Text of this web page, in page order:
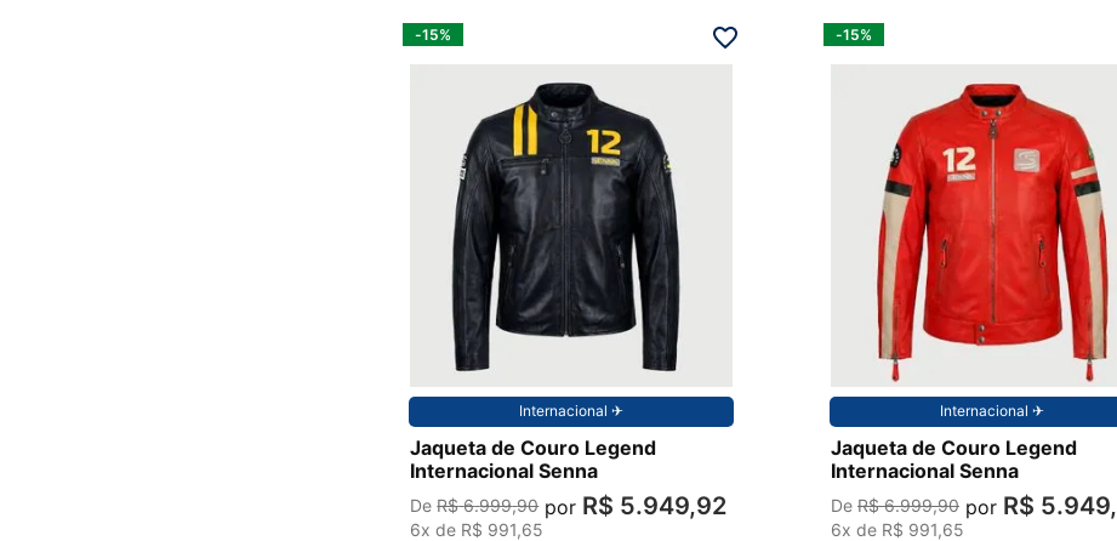
-15%
Internacional ✈︎
Jaqueta de Couro Legend
Internacional Senna
R$ 6.999,90 por R$ 5.949,92
6x de R$ 991,65
-15%
Internacional ✈︎
Jaqueta de Couro Legend
Internacional Senna
R$ 6.999,90 por R$ 5.949,
6x de R$ 991,65